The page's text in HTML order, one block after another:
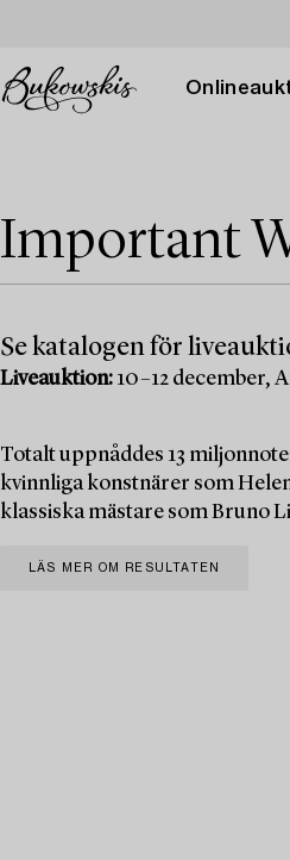
Important
Se katalogen för
Liveauktion: 10–12 december,
Totalt uppnåddes 13
kvinnliga konstnärer som
klassiska mästare som Bruno
LÄS MER OM RESULTATEN